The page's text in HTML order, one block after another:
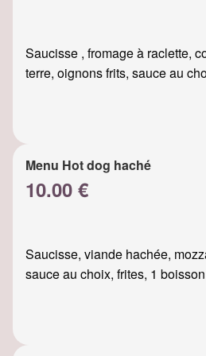
Saucisse , fromage à raclette,
terre, oignons frits, sauce au
Menu Hot dog haché
10.00 €
Saucisse, viande hachée,
sauce au choix, frites, 1